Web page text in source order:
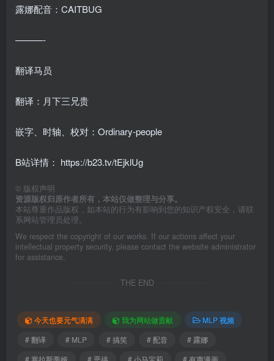
露娜配音：CAITBUG
———-
翻译马员
翻译：月下三兄贵
嵌字、时轴、校对：Ordinary-people
B站详情： https://b23.tv/tEjklUg
© 版权声明
资源版权归原作者所有，本站仅做整理与分享。
本站尊重作品版权，如本站的行为有影响到您的知识产权安全，请联
系网站管理员处理。
We respect the copyright of our works. If our actions affect your
intellectual property security, please contact the website administrator
for assistance.
THE END
今天也要元气满满 我为网站做贡献
MLP 视频
# 翻译
# MLP # 搞笑 # 配音
# 露娜